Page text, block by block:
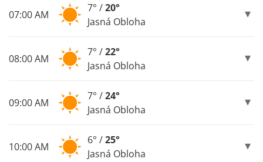
07:00 AM
7° /20°
Jasná Obloha
08:00 AM
7° /22°
Jasná Obloha
09:00 AM
7° /24°
Jasná Obloha
10:00 AM
6° /25°
Jasná Obloha